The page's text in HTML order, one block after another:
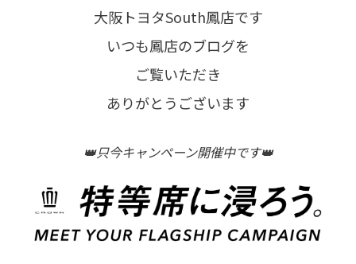
大阪トヨタSouth鳳店です
いつも鳳店のブログを
ご覧いただき
ありがとうございます
👑只今キャンペーン開催中です👑